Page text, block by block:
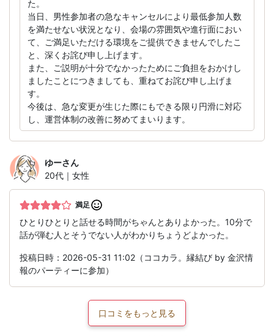
た。
当日、男性参加者の急なキャンセルにより最低参加人数
を満たせない状況となり、会場の雰囲気や進行面におい
て、ご満足いただける環境をご提供できませんでしたこ
と、深くお詫び申し上げます。
また、ご説明が十分でなかったためにご負担をおかけし
ましたことにつきましても、重ねてお詫び申し上げま
す。
今後は、急な変更が生じた際にもできる限り円滑に対応
し、運営体制の改善に努めてまいります。
ゆーさん
20代｜女性
満足
ひとりひとりと話せる時間がちゃんとありよかった。10分で
話が弾む人とそうでない人がわかりちょうどよかった。
投稿日時：2026-05-31 11:02（ココカラ。縁結び by 金沢情
報のパーティーに参加）
口コミをもっと見る